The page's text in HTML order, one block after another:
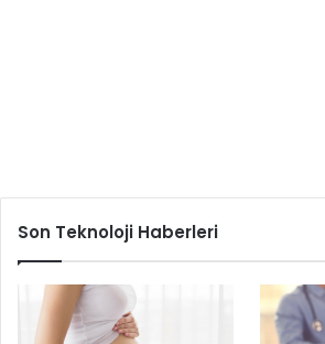
Son Teknoloji Haberleri